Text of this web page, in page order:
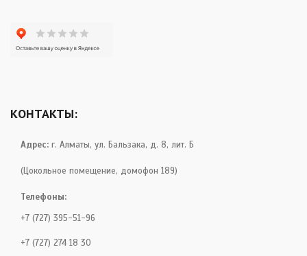
КОНТАКТЫ:
Адрес: г. Алматы, ул. Бальзака, д. 8, лит. Б
(Цокольное помещение, домофон 189)
Телефоны:
+7 (727) 395-51-96
+7 (727) 274 18 30